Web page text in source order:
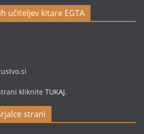
učiteljev kitare EGTA
kliknite TUKAJ.
strani